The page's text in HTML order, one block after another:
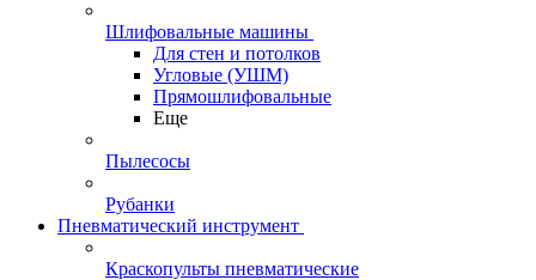
Шлифовальные машины
Для стен и потолков
Угловые (УШМ)
Прямошлифовальные
Еще
Пылесосы
Рубанки
Пневматический инструмент
Краскопульты пневматические